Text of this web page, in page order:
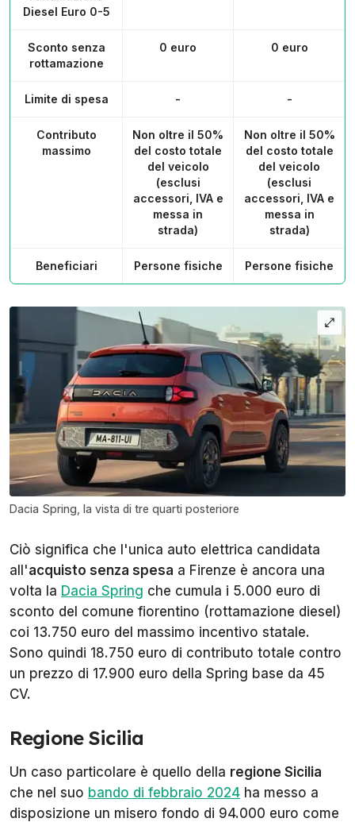
Diesel Euro 0-5
Sconto senza
rottamazione
0 euro 0 euro
Limite di spesa - -
Contributo
massimo
Non oltre il 50%
del costo totale
del veicolo
(esclusi
accessori, IVA e
messa in
strada)
Non oltre il 50%
del costo totale
del veicolo
(esclusi
accessori, IVA e
messa in
strada)
Beneficiari Persone fisiche Persone fisiche
Dacia Spring, la vista di tre quarti posteriore
Ciò significa che l'unica auto elettrica candidata
all'acquisto senza spesa a Firenze è ancora una
volta la Dacia Spring che cumula i 5.000 euro di
sconto del comune fiorentino (rottamazione diesel)
coi 13.750 euro del massimo incentivo statale.
Sono quindi 18.750 euro di contributo totale contro
un prezzo di 17.900 euro della Spring base da 45
CV.
Regione Sicilia
Un caso particolare è quello della regione Sicilia
che nel suo bando di febbraio 2024 ha messo a
disposizione un misero fondo di 94.000 euro come